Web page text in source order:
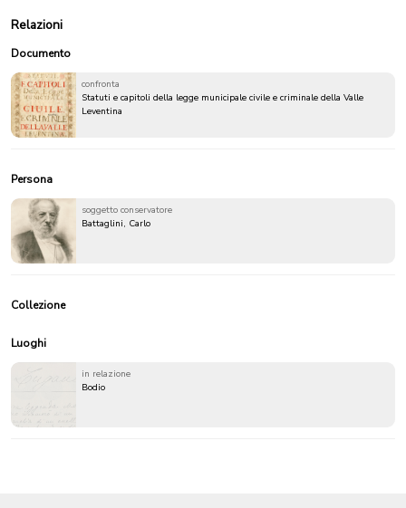
Relazioni
Documento
confronta
Statuti e capitoli della legge municipale civile e criminale della Valle
Leventina
Persona
soggetto conservatore
Battaglini, Carlo
Collezione
Luoghi
in relazione
Bodio